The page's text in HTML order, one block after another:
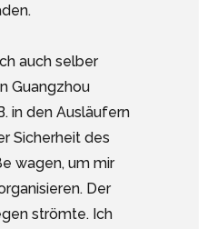
auch selber
Guangzhou
in den Ausläufern
Sicherheit des
wagen, um mir
Der
strömte. Ich